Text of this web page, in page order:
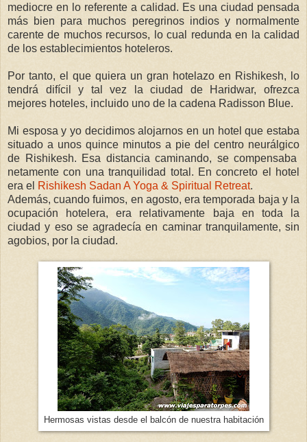
mediocre en lo referente a calidad. Es una ciudad pensada
más bien para muchos peregrinos indios y normalmente
carente de muchos recursos, lo cual redunda en la calidad
de los establecimientos hoteleros.
Por tanto, el que quiera un gran hotelazo en Rishikesh, lo
tendrá difícil y tal vez la ciudad de Haridwar, ofrezca
mejores hoteles, incluido uno de la cadena Radisson Blue.
Mi esposa y yo decidimos alojarnos en un hotel que estaba
situado a unos quince minutos a pie del centro neurálgico
de Rishikesh. Esa distancia caminando, se compensaba
netamente con una tranquilidad total. En concreto el hotel
era el Rishikesh Sadan A Yoga & Spiritual Retreat.
Además, cuando fuimos, en agosto, era temporada baja y la
ocupación hotelera, era relativamente baja en toda la
ciudad y eso se agradecía en caminar tranquilamente, sin
agobios, por la ciudad.
Hermosas vistas desde el balcón de nuestra habitación